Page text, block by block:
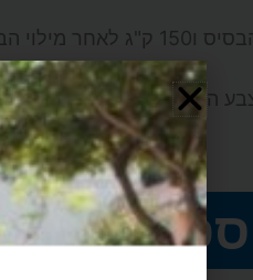
המועדף: כחול, אדום או
₪2,590
לסל